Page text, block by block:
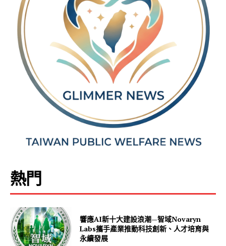
熱門
響應AI新十大建設浪潮—智域Novaryn
Labs攜手產業推動科技創新、人才培育與
永續發展